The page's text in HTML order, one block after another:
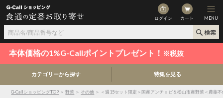
ログイン カート MENU
本体価格の1%G-Callポイントプレゼント！ ※税抜
カテゴリーから探す 特集を見る
G-CallショッピングTOP ＞野菜 ＞ その他 ＞ ＜週15セット限定＞国産アンチョビ＆松山市産野菜＜農薬